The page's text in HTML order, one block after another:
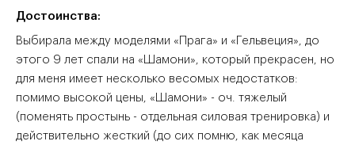
Достоинства:
Выбирала между моделями «Прага» и «Гельвеция», до
этого 9 лет спали на «Шамони», который прекрасен, но
для меня имеет несколько весомых недостатков:
помимо высокой цены, «Шамони» - оч. тяжелый
(поменять простынь - отдельная силовая тренировка) и
действительно жесткий (до сих помню, как месяца